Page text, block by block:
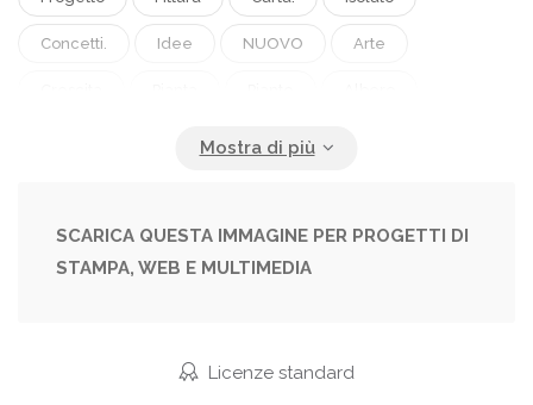
Concetti. Idee NUOVO Arte
Silhouette Cartone Animato
Elementi Creativo Concetto Idea
Industria Dita Competenza
Apprendimento Istruzione
SCARICA QUESTA IMMAGINE PER PROGETTI DI
STAMPA, WEB E MULTIMEDIA
Licenze standard